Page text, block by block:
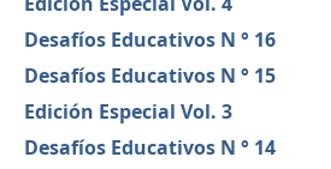
Desafíos Educativos N ° 16
Desafíos Educativos N ° 15
Edición Especial Vol. 3
Desafíos Educativos N ° 14